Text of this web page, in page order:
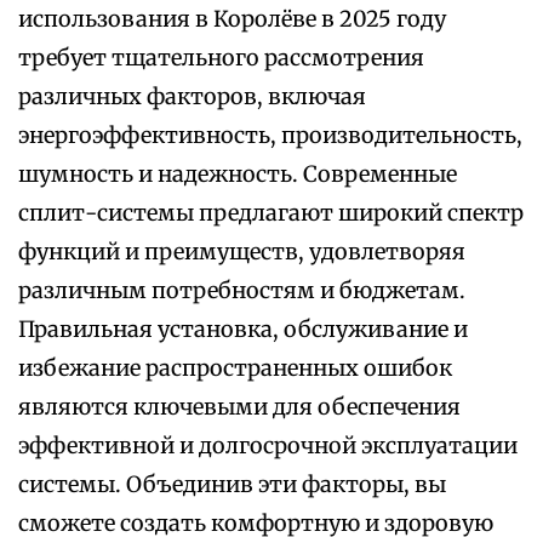
использования в Королёве в 2025 году
требует тщательного рассмотрения
различных факторов, включая
энергоэффективность, производительность,
шумность и надежность. Современные
сплит-системы предлагают широкий спектр
функций и преимуществ, удовлетворяя
различным потребностям и бюджетам.
Правильная установка, обслуживание и
избежание распространенных ошибок
являются ключевыми для обеспечения
эффективной и долгосрочной эксплуатации
системы. Объединив эти факторы, вы
сможете создать комфортную и здоровую